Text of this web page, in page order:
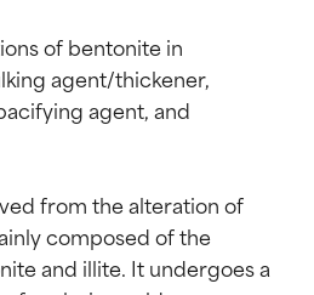
of bentonite in
agent/thickener,
agent, and
from the alteration of
composed of the
and illite. It undergoes a